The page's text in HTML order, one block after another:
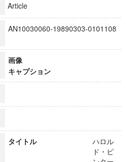
グプログラム「超成熟社会発展のサ
Article
AN10030060-19890303-0101108
画像
キャプション
タイトル
ハロル
ド・ピ